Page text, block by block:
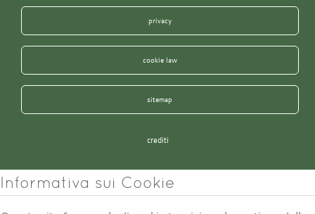
privacy
cookie law
sitemap
crediti
Informativa sui Cookie